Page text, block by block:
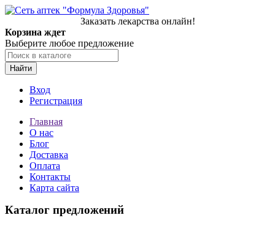
Заказать лекарства онлайн!
Корзина ждет
Выберите любое предложение
Найти
Вход
Регистрация
Главная
О нас
Блог
Доставка
Оплата
Контакты
Карта сайта
Каталог предложений